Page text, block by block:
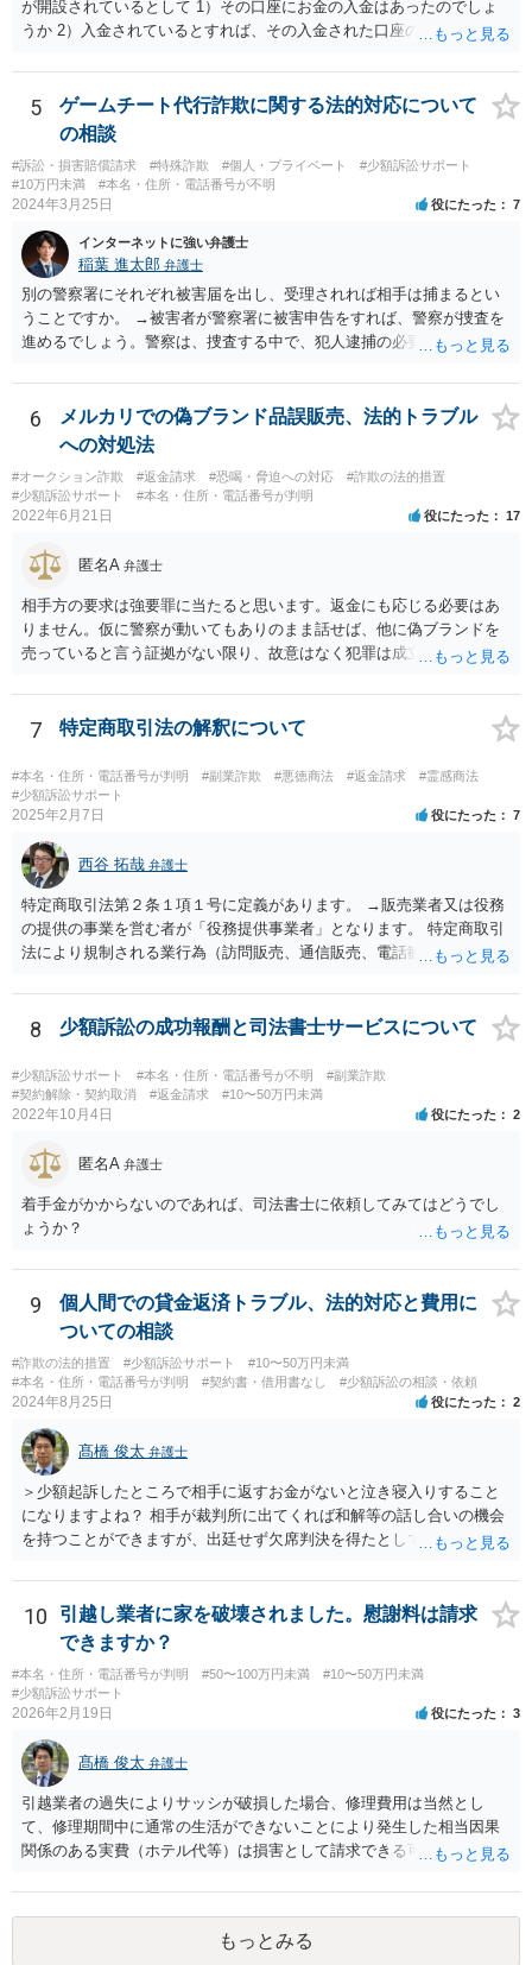
が開設されているとして 1）その口座にお金の入金はあったのでしょ
うか 2）入金されているとすれば、その入金された口座の資金は引き
がポイントですよね。口座を悪用する人は、「その口座に入ったお金
を手に入れる」ことが目的ですから、あなたがキャッシュカードを持
っている場合には、キャッシュカードで引き出すことはあなたしかで
きませんから、できるとすれば、ネット上あるいはアプリ上で第三者
に送金することくらいだと思います。あなたの名義の口座であるか
ら、お金の動きくらいは調べることが可能であると思います。 その上
ばいいだけの話だと思いますし、残っていないのであれば、第三者に
送金をされたか、引き出されたどちらかだと思います。第三者に送金
をされてしまっているのであれば、その資金を送金先に返金を求める
などの措置を講じる必要があるのではないでしょうか。
5
ゲームチート代行詐欺に関する法的対応について
の相談
#訴訟・損害賠償請求 #特殊詐欺 #個人・プライベート
#少額訴訟サポート
#10万円未満
#本名・住所・電話番号が不明
2024年3月25日 役にたった 7
インターネットに強い弁護士
稲葉 進太郎 弁護士
別の警察署にそれぞれ被害届を出し、受理されれば相手は捕まるとい
うことですか。 →被害者が警察署に被害申告をすれば、警察が捜査を
進めるでしょう。警察は、捜査する中で、犯人逮捕の必要と理由があ
進行するでしょう。捜査の結果、検察官において起訴の必要があると
判断されれば、起訴されて公判となり、裁判官において有罪と判断さ
れれば有罪判決となるでしょう。捜査の結果、検察官において起訴の
う。
6
メルカリでの偽ブランド品誤販売、法的トラブル
への対処法
#オークション詐欺 #返金請求 #恐喝・脅迫への対応
#詐欺の法的措置
#少額訴訟サポート
#本名・住所・電話番号が判明
2022年6月21日 役にたった 17
匿名A 弁護士
相手方の要求は強要罪に当たると思います。返金にも応じる必要はあ
りません。仮に警察が動いてもありのまま話せば、他に偽ブランドを
売っていると言う証拠がない限り、故意はなく犯罪は成立しないと判
す。本当にブランド品がほしくて損したと思うだけなら元の金額の返
金しか求めないはずですし、靴の機能性に問題がないなら「ブランド
7 特定商取引法の解釈について
#本名・住所・電話番号が判明 #副業詐欺 #悪徳商法 #返金請求
#霊感商法
#少額訴訟サポート
2025年2月7日 役にたった 7
西谷 拓哉 弁護士
特定商取引法第２条１項１号に定義があります。 →販売業者又は役務
の提供の事業を営む者が「役務提供事業者」となります。 特定商取引
法により規制される業行為（訪問販売、通信販売、電話勧誘販売な
を守る必要があります。
8 少額訴訟の成功報酬と司法書士サービスについて
#少額訴訟サポート #本名・住所・電話番号が不明
#副業詐欺
#契約解除・契約取消
#返金請求 #10〜50万円未満
2022年10月4日 役にたった 2
匿名A 弁護士
着手金がかからないのであれば、司法書士に依頼してみてはどうでし
ょうか？
9
個人間での貸金返済トラブル、法的対応と費用に
ついての相談
#詐欺の法的措置 #少額訴訟サポート
#10〜50万円未満
#本名・住所・電話番号が判明
#契約書・借用書なし #少額訴訟の相談・依頼
2024年8月25日 役にたった 2
髙橋 俊太 弁護士
＞少額起訴したところで相手に返すお金がないと泣き寝入りすること
になりますよね？ 相手が裁判所に出てくれば和解等の話し合いの機会
を持つことができますが、出廷せず欠席判決を得たとしても、執行段
にお願いして赤字になりますか？ 契約内容等によりますので一概には
言えませんが、上記のように回収が難しくなってしまう可能性もある
ので、弁護士費用が無駄になってしまうリスクはあるでしょう。 ＞相
手が嘘をついてお金を借りてるのは詐欺罪にはならないんですか？ ＞
詐欺になる可能性があって、被害者が何人かいてもそれだけだと警察
は動いてくれないんでしょうか？ 貴方に対して虚偽の事実を述べて借
生じるでしょうし、同一の手口による複数の被害者が他にもいること
が明白であれば、警察は動く可能性が高いです。
10
引越し業者に家を破壊されました。慰謝料は請求
できますか？
#本名・住所・電話番号が判明 #50〜100万円未満
#10〜50万円未満
#少額訴訟サポート
2026年2月19日 役にたった 3
髙橋 俊太 弁護士
引越業者の過失によりサッシが破損した場合、修理費用は当然とし
て、修理期間中に通常の生活ができないことにより発生した相当因果
関係のある実費（ホテル代等）は損害として請求できる可能性があり
められにくく、「迷惑料」は法的には認容されにくい傾向です。ただ
し、新築直後で生活に重大な支障が生じる場合などは、交渉上、解決
金として一定額が上乗せされることはあり得るでしょう。まずは実費
もっとみる